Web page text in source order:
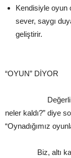
Kendisiyle oyun
sever, saygı
geliştirir.
“OYUN” DİYOR
Değerli
neler kaldı?” diye
“Oynadığımız
Biz, altı kardeş